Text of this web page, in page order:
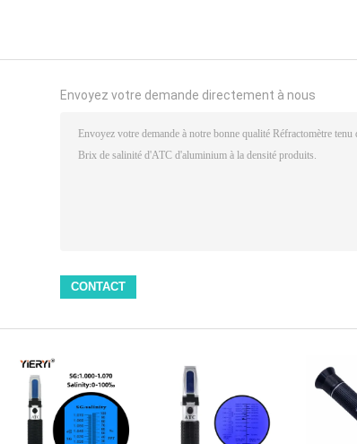
Envoyez votre demande directement à nous